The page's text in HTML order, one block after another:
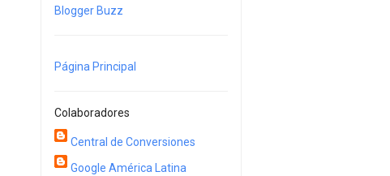
Blogger Buzz
Página Principal
Colaboradores
Central de Conversiones
Google América Latina